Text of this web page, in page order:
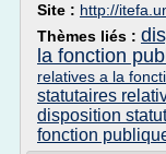
Site : http://
Thèmes liés :
la fonction
relatives a la
statutaires
disposition
fonction